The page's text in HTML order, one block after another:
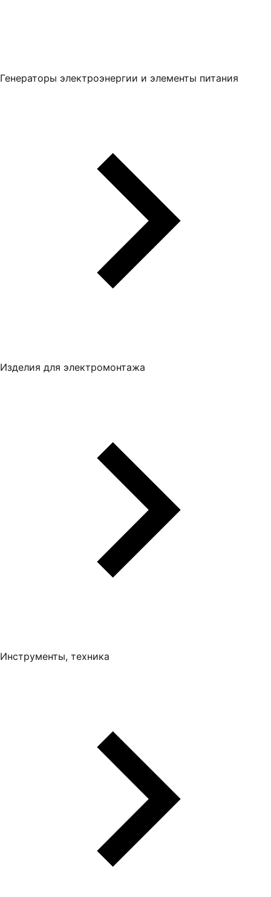
Генераторы электроэнергии и элементы питания
Изделия для электромонтажа
Инструменты, техника